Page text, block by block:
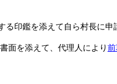
る印鑑を添えて自ら村長に申
面を添えて、代理人により